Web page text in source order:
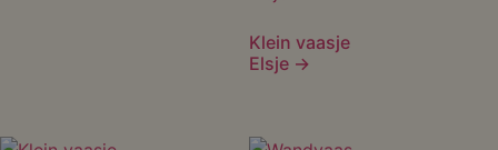
Klein vaasje
Elsje →